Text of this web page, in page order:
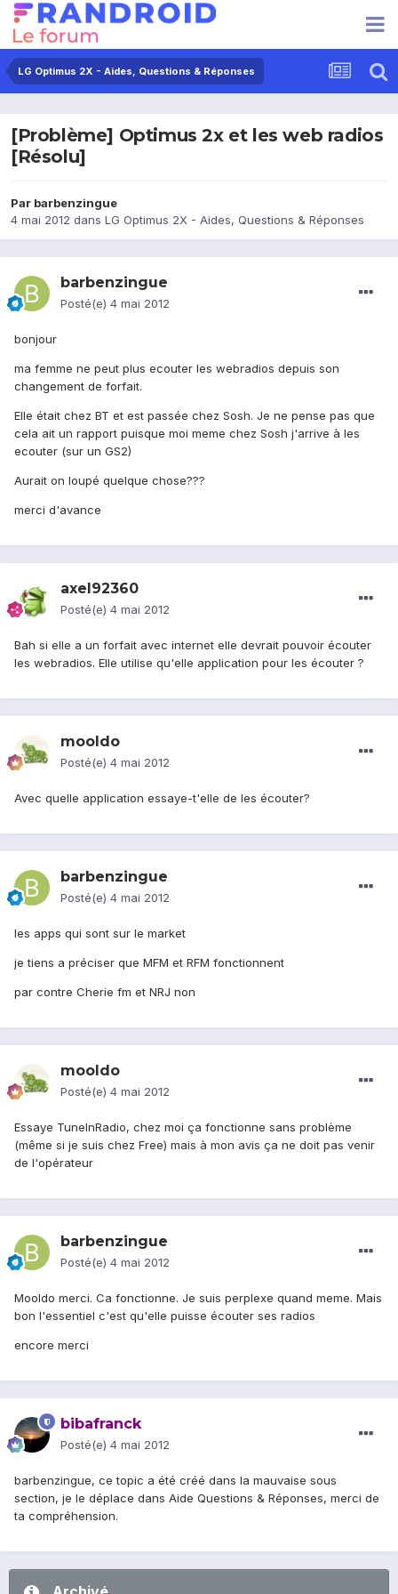
LG Optimus 2X - Aides, Questions & Réponses
[Problème] Optimus 2x et les web radios
[Résolu]
Par barbenzingue
4 mai 2012 dans LG Optimus 2X - Aides, Questions & Réponses
barbenzingue
Posté(e) 4 mai 2012
bonjour
ma femme ne peut plus ecouter les webradios depuis son
changement de forfait.
Elle était chez BT et est passée chez Sosh. Je ne pense pas que
cela ait un rapport puisque moi meme chez Sosh j'arrive à les
ecouter (sur un GS2)
Aurait on loupé quelque chose???
merci d'avance
axel92360
Posté(e) 4 mai 2012
Bah si elle a un forfait avec internet elle devrait pouvoir écouter
les webradios. Elle utilise qu'elle application pour les écouter ?
mooldo
Posté(e) 4 mai 2012
Avec quelle application essaye-t'elle de les écouter?
barbenzingue
Posté(e) 4 mai 2012
les apps qui sont sur le market
je tiens a préciser que MFM et RFM fonctionnent
par contre Cherie fm et NRJ non
mooldo
Posté(e) 4 mai 2012
Essaye TuneInRadio, chez moi ça fonctionne sans problème
(même si je suis chez Free) mais à mon avis ça ne doit pas venir
de l'opérateur
barbenzingue
Posté(e) 4 mai 2012
Mooldo merci. Ca fonctionne. Je suis perplexe quand meme. Mais
bon l'essentiel c'est qu'elle puisse écouter ses radios
encore merci
bibafranck
Posté(e) 4 mai 2012
barbenzingue, ce topic a été créé dans la mauvaise sous
section, je le déplace dans Aide Questions & Réponses, merci de
ta compréhension.